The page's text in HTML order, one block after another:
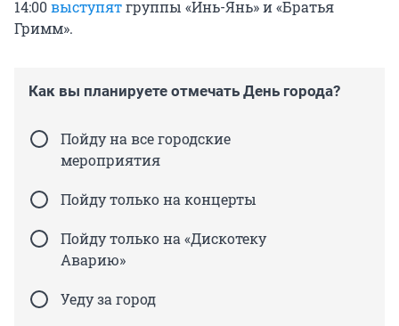
14:00выступятгруппы «Инь-Янь» и «Братья
Гримм».
Как вы планируете отмечать День города?
Пойду на все городские
мероприятия
Пойду только на концерты
Пойду только на «Дискотеку
Аварию»
Уеду за город